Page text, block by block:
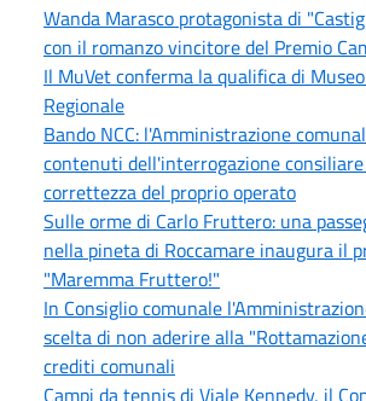
Wanda Marasco protagonista di
con il romanzo vincitore del Premio
Il MuVet conferma la qualifica di
Regionale
Bando NCC: l'Amministrazione
contenuti dell'interrogazione
correttezza del proprio operato
Sulle orme di Carlo Fruttero: una
nella pineta di Roccamare inaugura il
"Maremma Fruttero!"
In Consiglio comunale
scelta di non aderire alla
crediti comunali
Campi da tennis di Viale Kennedy, il